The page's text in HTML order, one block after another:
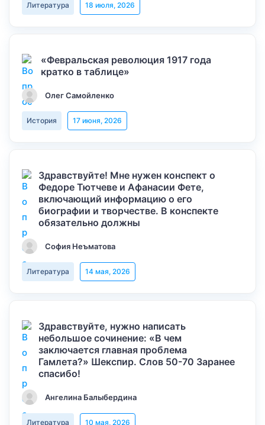
Литература 18 июля, 2026
«Февральская революция 1917 года
кратко в таблице»
Олег Самойленко
История 17 июня, 2026
Здравствуйте! Мне нужен конспект о
Федоре Тютчеве и Афанасии Фете,
включающий информацию о его
биографии и творчестве. В конспекте
обязательно должны
София Неъматова
Литература 14 мая, 2026
Здравствуйте, нужно написать
небольшое сочинение: «В чем
заключается главная проблема
Гамлета?» Шекспир. Слов 50-70 Заранее
спасибо!
Ангелина Балыбердина
Литература 10 мая, 2026